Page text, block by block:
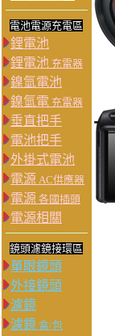
電池電源充電區
鋰電池
鋰電池 充電器
鎳氫電池
鎳氫電 充電器
垂直把手
電池把手
外掛式電池
電源 AC供應器
電源 各國插頭
電源相關
鏡頭濾鏡接環區
單眼鏡頭
外接鏡頭
濾鏡
濾鏡 盒/包